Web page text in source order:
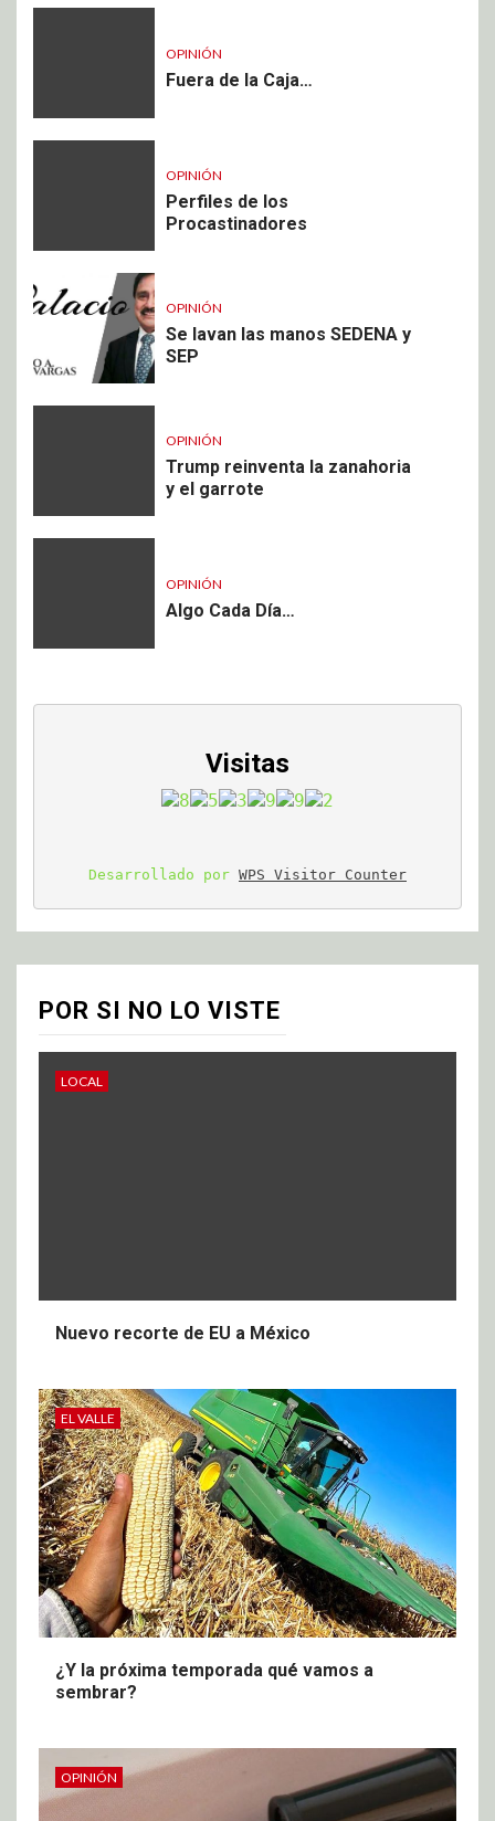
OPINIÓN
Fuera de la Caja…
OPINIÓN
Perfiles de los
Procastinadores
OPINIÓN
Se lavan las manos SEDENA y
SEP
OPINIÓN
Trump reinventa la zanahoria
y el garrote
OPINIÓN
Algo Cada Día…
Visitas
Desarrollado por WPS Visitor Counter
POR SI NO LO VISTE
LOCAL
Nuevo recorte de EU a México
EL VALLE
¿Y la próxima temporada qué vamos a
sembrar?
OPINIÓN